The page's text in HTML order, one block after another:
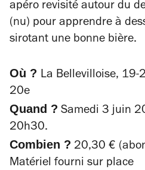
apéro revisité autour du
(nu) pour apprendre à
sirotant une bonne bière.
Où ? La Bellevilloise, 19-
20e
Quand ? Samedi 3 juin
20h30.
Combien ? 20,30 €
Matériel fourni sur place